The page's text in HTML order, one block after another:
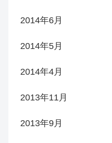
2014年6月
2014年5月
2014年4月
2013年11月
2013年9月